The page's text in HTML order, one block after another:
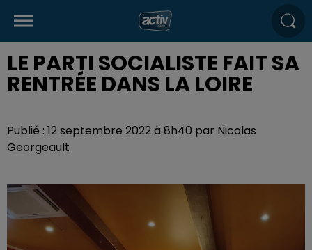
LE PARTI SOCIALISTE FAIT SA
RENTRÉE DANS LA LOIRE
Publié : 12 septembre 2022 à 8h40 par Nicolas
Georgeault